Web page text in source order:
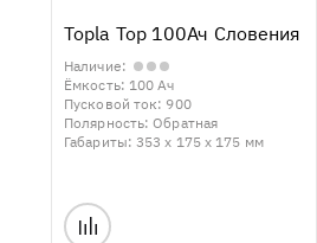
Topla Top 100Ач Словения
Наличие:
Ёмкость: 100 Ач
Пусковой ток: 900
Полярность:Обратная
Габариты: 353 x 175 x 175 мм